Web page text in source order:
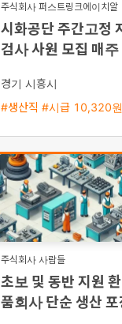
주식회사 퍼스트링크에이치알
시화공단 주간고정
검사 사원 모집 매주
경기 시흥시
#생산직 #시급 10,320원
주식회사 사람들
초보 및 동반 지원
품회사 단순 생산 포